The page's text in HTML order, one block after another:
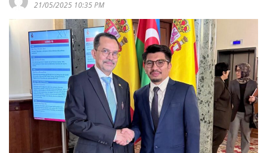
21/05/2025 10:35 PM